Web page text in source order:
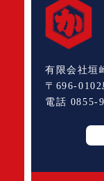
有限会社垣
〒696-
電話 0855-